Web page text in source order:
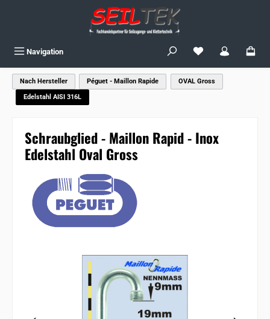
Navigation Du hast 0
Nach Hersteller Péguet - Maillon Rapide
OVAL Gross
Edelstahl AISI 316L
Schraubglied - Maillon Rapid - Inox
Edelstahl Oval Gross